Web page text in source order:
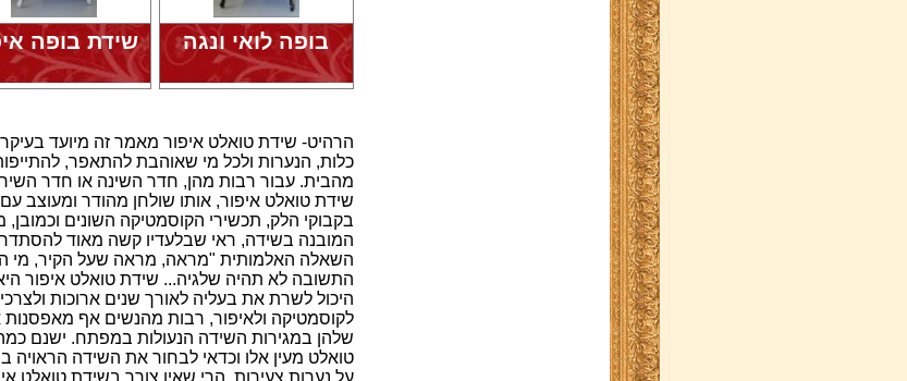
בופה לואי ונגה שידת בופה
הרהיט- שידת טואלט איפור מאמר זה מיועד
כלות, הנערות ולכל מי שאוהבת להתאפר,
מהבית. עבור רבות מהן, חדר השינה או חדר
שידת טואלט איפור, אותו שולחן מהודר ומעוצב
בקבוקי הלק, תכשירי הקוסמטיקה השונים וכמובן,
המובנה בשידה, ראי שבלעדיו קשה מאוד
השאלה האלמותית "מראה, מראה שעל הקיר, מי
התשובה לא תהיה שלגיה... שידת טואלט איפור היא
היכול לשרת את בעליה לאורך שנים ארוכות
לקוסמטיקה ולאיפור, רבות מהנשים אף
שלהן במגירות השידה הנעולות במפתח. ישנם כמה
טואלט מעין אלו וכדאי לבחור את השידה